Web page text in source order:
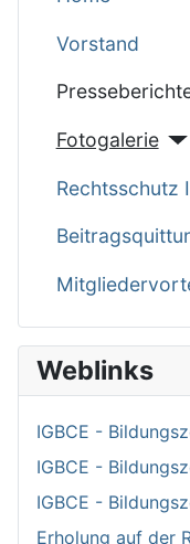
Vorstand
Fotogalerie
Rechtsschutz
Weblinks
IGBCE -
IGBCE -
IGBCE -
Erholung auf der